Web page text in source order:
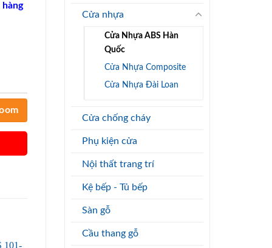
Cửa nhựa
Cửa Nhựa ABS Hàn
Quốc
Cửa Nhựa Composite
Cửa Nhựa Đài Loan
Cửa chống cháy
Phụ kiện cửa
Nội thất trang trí
Kệ bếp - Tủ bếp
Sàn gỗ
Cầu thang gỗ